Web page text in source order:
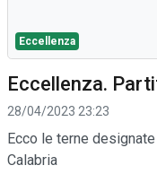
Eccellenza
Eccellenza.
28/04/2023 23:23
Ecco le terne
Calabria